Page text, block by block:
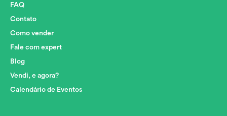
FAQ
Contato
Como vender
Fale com expert
Blog
Vendi, e agora?
Calendário de Eventos